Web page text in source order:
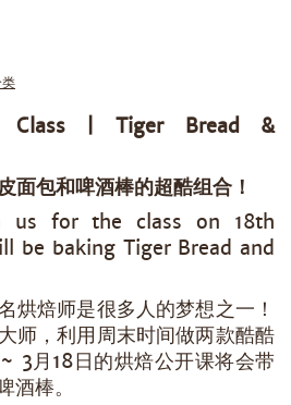
Class | Tiger Bread &
面包和啤酒棒的超酷组合！
us for the class on 18th
be baking Tiger Bread and
烘焙师是很多人的梦想之一！
师，利用周末时间做两款酷酷
3月18日的烘焙公开课将会带
酒棒。